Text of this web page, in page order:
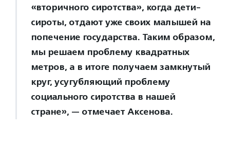
«вторичного сиротства», когда дети-
сироты, отдают уже своих малышей на
попечение государства. Таким образом,
мы решаем проблему квадратных
метров, а в итоге получаем замкнутый
круг, усугубляющий проблему
социального сиротства в нашей
стране», — отмечает Аксенова.